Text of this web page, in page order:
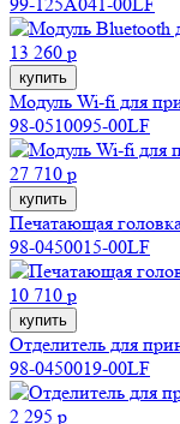
13 260 р
купить
Модуль Wi-fi для
98-0510095-00LF
27 710 р
купить
Печатающая
98-0450015-00LF
10 710 р
купить
Отделитель для
98-0450019-00LF
2 295 р